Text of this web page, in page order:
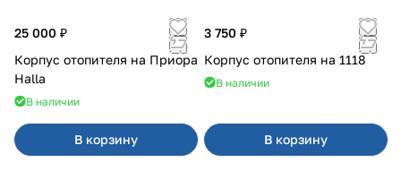
25 000 ₽
Корпус отопителя на Приора
Halla
В наличии
В корзину
3 750 ₽
Корпус отопителя на 1118
В наличии
В корзину